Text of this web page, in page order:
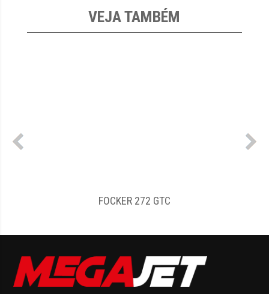
VEJA TAMBÉM
FOCKER 272 GTC